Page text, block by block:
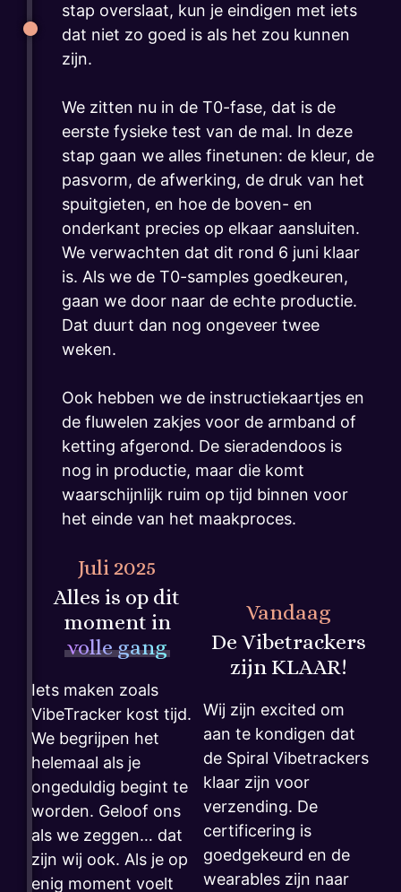
stap overslaat, kun je eindigen met iets
dat niet zo goed is als het zou kunnen
zijn.
We zitten nu in de T0-fase, dat is de
eerste fysieke test van de mal. In deze
stap gaan we alles finetunen: de kleur, de
pasvorm, de afwerking, de druk van het
spuitgieten, en hoe de boven- en
onderkant precies op elkaar aansluiten.
We verwachten dat dit rond 6 juni klaar
is. Als we de T0-samples goedkeuren,
gaan we door naar de echte productie.
Dat duurt dan nog ongeveer twee
weken.
Ook hebben we de instructiekaartjes en
de fluwelen zakjes voor de armband of
ketting afgerond. De sieradendoos is
nog in productie, maar die komt
waarschijnlijk ruim op tijd binnen voor
het einde van het maakproces.
Juli 2025
Alles is op dit
moment in
volle gang
Iets maken zoals
VibeTracker kost tijd.
We begrijpen het
helemaal als je
ongeduldig begint te
worden. Geloof ons
als we zeggen… dat
zijn wij ook. Als je op
enig moment voelt
Vandaag
De Vibetrackers
zijn KLAAR!
Wij zijn excited om
aan te kondigen dat
de Spiral Vibetrackers
klaar zijn voor
verzending. De
certificering is
goedgekeurd en de
wearables zijn naar